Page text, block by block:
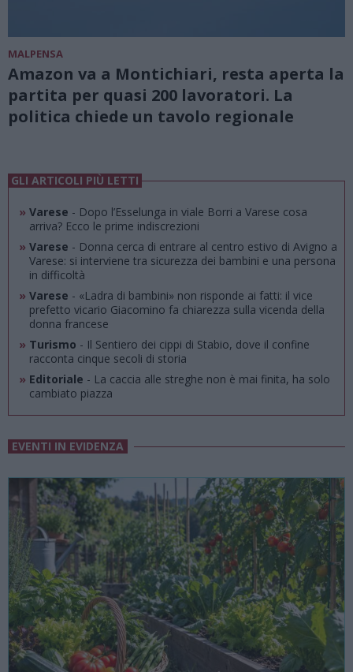
MALPENSA
Amazon va a Montichiari, resta aperta la
partita per quasi 200 lavoratori. La
politica chiede un tavolo regionale
GLI ARTICOLI PIÙ LETTI
» Varese - Dopo l’Esselunga in viale Borri a Varese cosa
arriva? Ecco le prime indiscrezioni
» Varese - Donna cerca di entrare al centro estivo di Avigno a
Varese: si interviene tra sicurezza dei bambini e una persona
in difficoltà
» Varese - «Ladra di bambini» non risponde ai fatti: il vice
prefetto vicario Giacomino fa chiarezza sulla vicenda della
donna francese
» Turismo - Il Sentiero dei cippi di Stabio, dove il confine
racconta cinque secoli di storia
» Editoriale - La caccia alle streghe non è mai finita, ha solo
cambiato piazza
EVENTI IN EVIDENZA